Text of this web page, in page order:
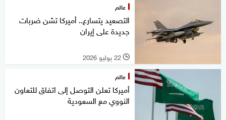
عالم
التصعيد يتسارع.. أميركا تشن ضربات
جديدة على إيران
l 22 يوليو 2026
عالم
أميركا تعلن التوصل إلى اتفاق للتعاون
النووي مع السعودية